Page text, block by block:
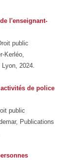
l'enseignant-
public
Kerléo,
Lyon, 2024.
de police
public
Publications